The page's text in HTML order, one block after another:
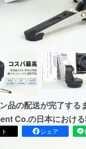
品の配送が完了す
Co.の日本における
シェア